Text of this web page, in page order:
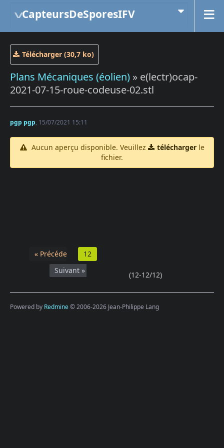
CapteursDeSporesIFV
Télécharger (30,7 ko)
Plans Mécaniques (éolien) » e(lectr)ocap-
2021-07-15-roue-codeuse-02.stl
pgp pgp, 15/07/2021 15:11
Aucun aperçu disponible. Veuillez téléchargerle
fichier.
« Précédent
12
Suivant »
(12-12/12)
Powered by Redmine© 2006-2026 Jean-Philippe Lang